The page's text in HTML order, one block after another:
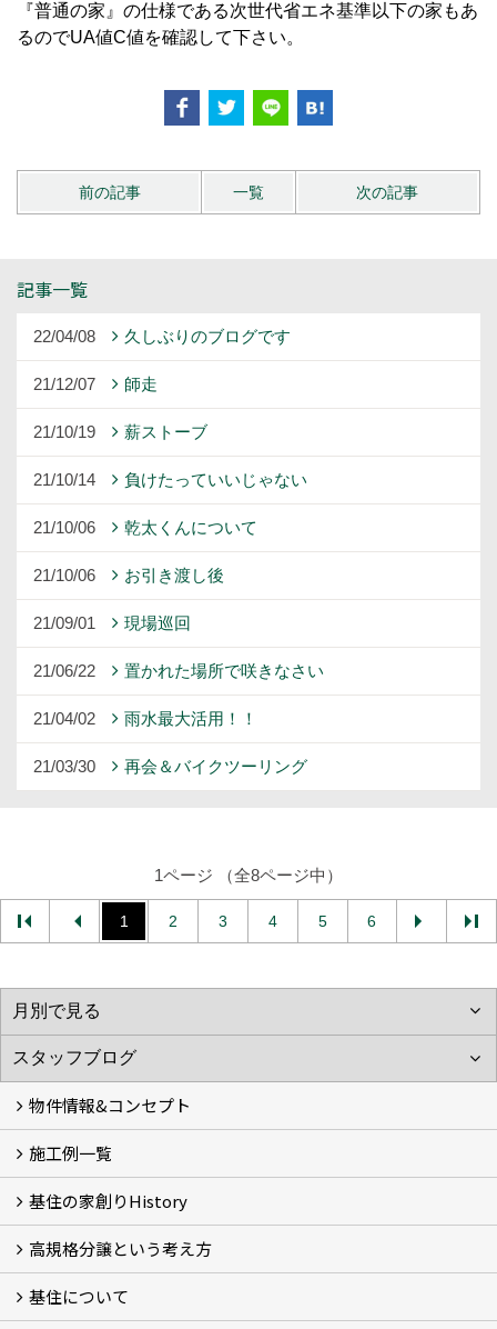
『普通の家』の仕様である次世代省エネ基準以下の家もあ
るのでUA値C値を確認して下さい。
前の記事 一覧 次の記事
記事一覧
22/04/08 久しぶりのブログです
21/12/07 師走
21/10/19 薪ストーブ
21/10/14 負けたっていいじゃない
21/10/06 乾太くんについて
21/10/06 お引き渡し後
21/09/01 現場巡回
21/06/22 置かれた場所で咲きなさい
21/04/02 雨水最大活用！！
21/03/30 再会＆バイクツーリング
1ページ （全8ページ中）
1 2 3 4 5 6
物件情報&コンセプト
新着情報&基住の３つの家
イベント予告
イベント報告
施工例一覧
Photo Gallery
現場レポート
完工事例
お客様の声
基住の家創りHistory
基住の夢はもっと大きくもっと優しく
夢の実現へ
わが街をポートランドへ
アメノヨリミチ (3)
新築住宅事業
自然共生街創り事業
再生可能エネルギー事業
森の家コモンハウス【こもびお】
コンセプトハウス (2)
高規格分譲という考え方
高規格分譲ってなんだろう？
STUDIO KIJYU【スタジオ基住】
これからの家創り
知ってほしい１１のこと
基住について